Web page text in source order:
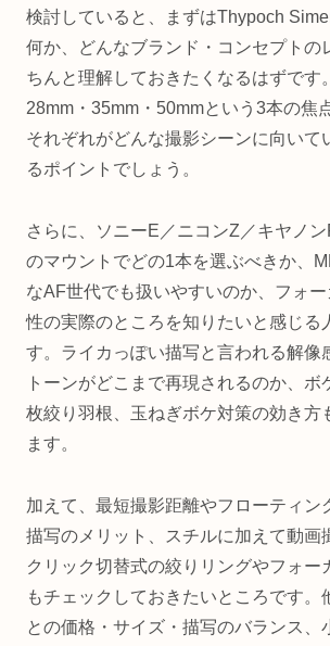
検討していると、まずはThypoch
何か、どんなブランド・コンセプトの
ちんと理解しておきたくなるはずです
28mm・35mm・50mmという3本の焦
それぞれがどんな撮影シーンに向いて
るポイントでしょう。
さらに、ソニーE／ニコンZ／キヤノ
のマウントでどの1本を選ぶべきか、
なAF世代でも扱いやすいのか、フォ
性の実際のところを知りたいと感じる
す。ライカっぽい描写と言われる解像
トーンがどこまで再現されるのか、ボ
枚絞り羽根、玉ねぎボケ対策の効き方
ます。
加えて、最短撮影距離やフローティン
描写のメリット、スチルに加えて動画
クリック切替式の絞りリングやフォー
もチェックしておきたいところです。
との価格・サイズ・描写のバランス、